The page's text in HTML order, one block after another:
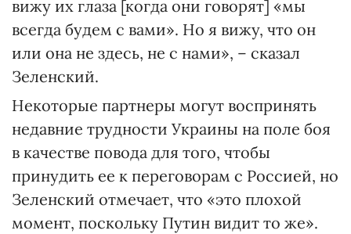
вижу их глаза [когда они говорят] «мы
всегда будем с вами». Но я вижу, что он
или она не здесь, не с нами», – сказал
Зеленский.
Некоторые партнеры могут воспринять
недавние трудности Украины на поле боя
в качестве повода для того, чтобы
принудить ее к переговорам с Россией, но
Зеленский отмечает, что «это плохой
момент, поскольку Путин видит то же».